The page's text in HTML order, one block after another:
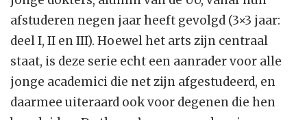
afstuderen negen jaar heeft gevolgd (3×3 jaar:
deel I, II en III). Hoewel het arts zijn centraal
staat, is deze serie echt een aanrader voor alle
jonge academici die net zijn afgestudeerd, en
daarmee uiteraard ook voor degenen die hen